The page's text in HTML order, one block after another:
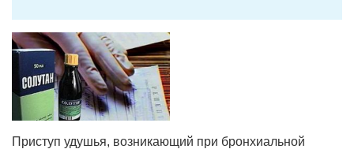
Приступ удушья, возникающий при бронхиальной